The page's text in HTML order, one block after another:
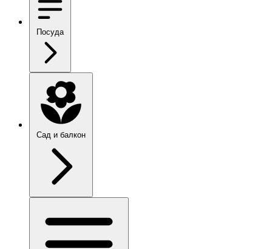
Посуда
Сад и балкон